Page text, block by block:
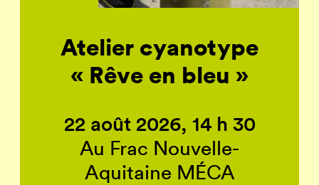
Atelier cyanotype
« Rêve en bleu »
22 août 2026, 14 h 30
Au Frac Nouvelle-
Aquitaine MÉCA